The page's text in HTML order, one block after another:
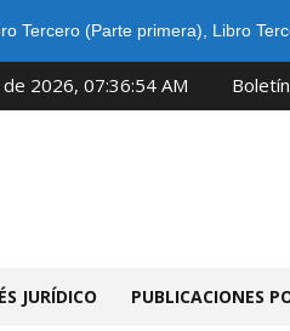
Tercero (Parte primera) Libro
2026, 07:36:54 AM Boletín
JURÍDICO PUBLICACIONES